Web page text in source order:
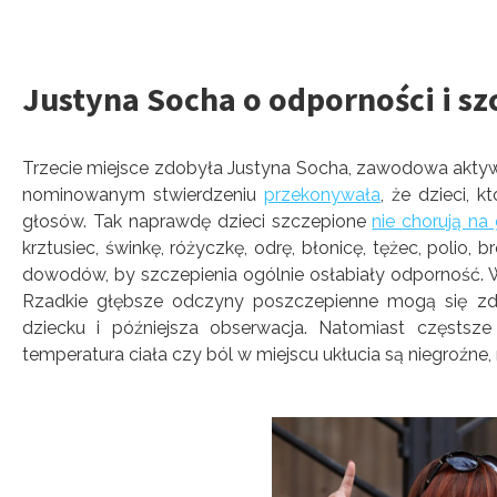
Justyna Socha o odporności i
Trzecie miejsce zdobyła Justyna Socha, zawodowa
nominowanym stwierdzeniuprzekonywała , że dzieci,
głosów. Tak naprawdę dzieci szczepionenie chorują na
krztusiec, świnkę, różyczkę, odrę, błonicę, tężec, polio,
dowodów, by szczepienia ogólnie osłabiały
Rzadkie głębsze odczyny poszczepienne mogą się
dziecku i późniejsza obserwacja. Natomiast
temperatura ciała czy ból w miejscu ukłucia są